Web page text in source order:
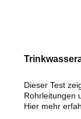
Dieser Test
Rohrleitungen
Hier mehr